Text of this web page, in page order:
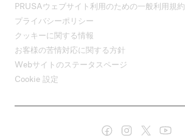
PRUSAウェブサイト利用のための一般利用規約
プライバシーポリシー
クッキーに関する情報
お客様の苦情対応に関する方針
Webサイトのステータスページ
Cookie 設定